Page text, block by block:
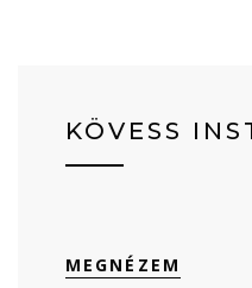
KÖVESS
MEGNÉZEM